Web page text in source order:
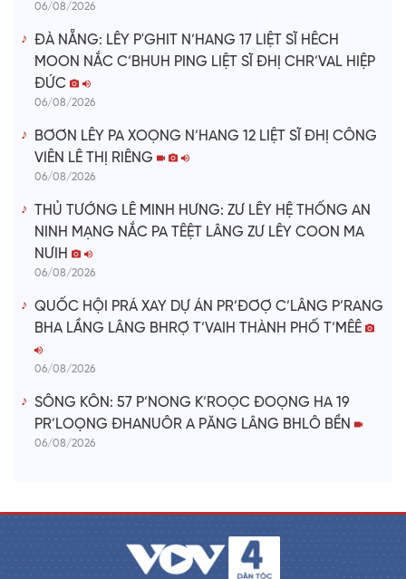
06/08/2026
ĐÀ NẴNG: LÊY P'GHIT N’HANG 17 LIỆT SĨ HÊCH
MOON NẮC C’BHUH PING LIỆT SĨ ĐHỊ CHR’VAL HIỆP
ĐỨC
06/08/2026
BƠƠN LÊY PA XOỌNG N’HANG 12 LIỆT SĨ ĐHỊ CÔNG
VIÊN LÊ THỊ RIÊNG
06/08/2026
THỦ TƯỚNG LÊ MINH HƯNG: ZƯ LÊY HỆ THỐNG AN
NINH MẠNG NẮC PA TÊỆT LÂNG ZƯ LÊY COON MA
NƯIH
06/08/2026
QUỐC HỘI PRÁ XAY DỰ ÁN PR’ĐƠỢ C’LÂNG P’RANG
BHA LẦNG LÂNG BHRỢ T’VAIH THÀNH PHỐ T’MÊÊ
06/08/2026
SÔNG KÔN: 57 P’NONG K’ROỌC ĐOỌNG HA 19
PR’LOỌNG ĐHANUÔR A PĂNG LÂNG BHLÔ BỀN
06/08/2026